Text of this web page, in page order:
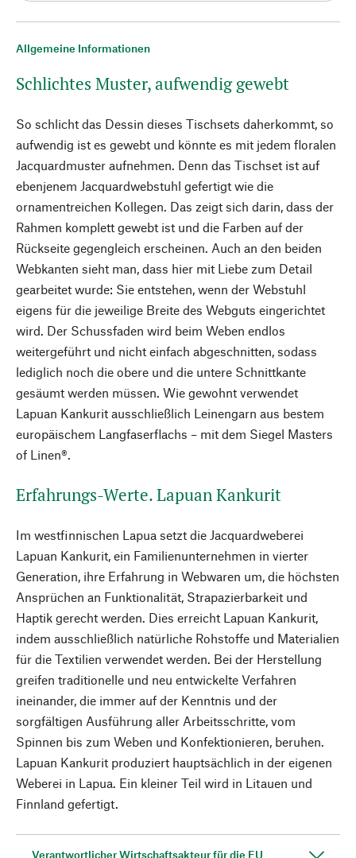
Allgemeine Informationen
Schlichtes Muster, aufwendig gewebt
So schlicht das Dessin dieses Tischsets daherkommt, so
aufwendig ist es gewebt und könnte es mit jedem floralen
Jacquardmuster aufnehmen. Denn das Tischset ist auf
ebenjenem Jacquardwebstuhl gefertigt wie die
ornamentreichen Kollegen. Das zeigt sich darin, dass der
Rahmen komplett gewebt ist und die Farben auf der
Rückseite gegengleich erscheinen. Auch an den beiden
Webkanten sieht man, dass hier mit Liebe zum Detail
gearbeitet wurde: Sie entstehen, wenn der Webstuhl
eigens für die jeweilige Breite des Webguts eingerichtet
wird. Der Schussfaden wird beim Weben endlos
weitergeführt und nicht einfach abgeschnitten, sodass
lediglich noch die obere und die untere Schnittkante
gesäumt werden müssen. Wie gewohnt verwendet
Lapuan Kankurit ausschließlich Leinengarn aus bestem
europäischem Langfaserflachs – mit dem Siegel Masters
of Linen®.
Erfahrungs-Werte. Lapuan Kankurit
Im westfinnischen Lapua setzt die Jacquardweberei
Lapuan Kankurit, ein Familienunternehmen in vierter
Generation, ihre Erfahrung in Webwaren um, die höchsten
Ansprüchen an Funktionalität, Strapazierbarkeit und
Haptik gerecht werden. Dies erreicht Lapuan Kankurit,
indem ausschließlich natürliche Rohstoffe und Materialien
für die Textilien verwendet werden. Bei der Herstellung
greifen traditionelle und neu entwickelte Verfahren
ineinander, die immer auf der Kenntnis und der
sorgfältigen Ausführung aller Arbeitsschritte, vom
Spinnen bis zum Weben und Konfektionieren, beruhen.
Lapuan Kankurit produziert hauptsächlich in der eigenen
Weberei in Lapua. Ein kleiner Teil wird in Litauen und
Finnland gefertigt.
Verantwortlicher Wirtschaftsakteur für die EU